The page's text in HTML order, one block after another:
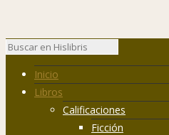
Inicio
Libros
Calificaciones
Ficción